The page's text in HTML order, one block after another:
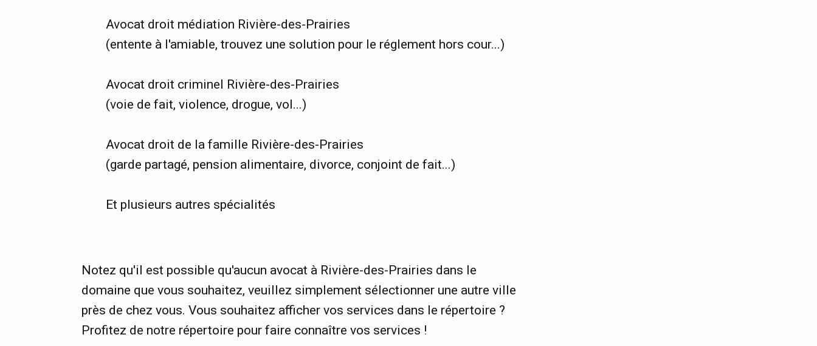
Avocat droit médiation Rivière-des-Prairies
(entente à l'amiable, trouvez une solution pour le réglement hors cour...)
Avocat droit criminel Rivière-des-Prairies
(voie de fait, violence, drogue, vol...)
Avocat droit de la famille Rivière-des-Prairies
(garde partagé, pension alimentaire, divorce, conjoint de fait...)
Et plusieurs autres spécialités
Notez qu'il est possible qu'aucun avocat à Rivière-des-Prairies dans le
domaine que vous souhaitez, veuillez simplement sélectionner une autre ville
près de chez vous. Vous souhaitez afficher vos services dans le répertoire ?
Profitez de notre répertoire pour faire connaître vos services !